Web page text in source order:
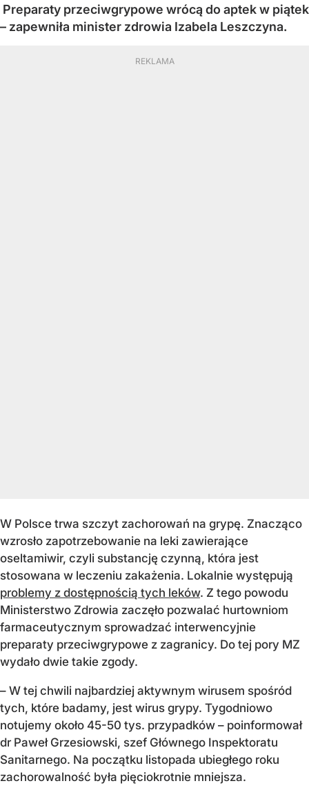
Preparaty przeciwgrypowe wrócą do aptek w piątek
– zapewniła minister zdrowia Izabela Leszczyna.
W Polsce trwa szczyt zachorowań na grypę. Znacząco
wzrosło zapotrzebowanie na leki zawierające
oseltamiwir, czyli substancję czynną, która jest
stosowana w leczeniu zakażenia. Lokalnie występują
problemy z dostępnością tych leków. Z tego powodu
Ministerstwo Zdrowia zaczęło pozwalać hurtowniom
farmaceutycznym sprowadzać interwencyjnie
preparaty przeciwgrypowe z zagranicy. Do tej pory MZ
wydało dwie takie zgody.
– W tej chwili najbardziej aktywnym wirusem spośród
tych, które badamy, jest wirus grypy. Tygodniowo
notujemy około 45-50 tys. przypadków – poinformował
dr Paweł Grzesiowski, szef Głównego Inspektoratu
Sanitarnego. Na początku listopada ubiegłego roku
zachorowalność była pięciokrotnie mniejsza.